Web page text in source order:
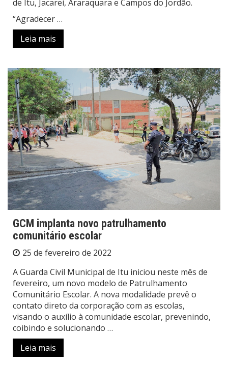
de Itu, Jacareí, Araraquara e Campos do Jordão.
“Agradecer …
Leia mais
GCM implanta novo patrulhamento
comunitário escolar
25 de fevereiro de 2022
A Guarda Civil Municipal de Itu iniciou neste mês de
fevereiro, um novo modelo de Patrulhamento
Comunitário Escolar. A nova modalidade prevê o
contato direto da corporação com as escolas,
visando o auxílio à comunidade escolar, prevenindo,
coibindo e solucionando …
Leia mais